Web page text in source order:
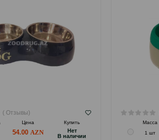
( Отзывы)
Цена
Купить
54.00
Hет
B наличии
Масса
1 шт